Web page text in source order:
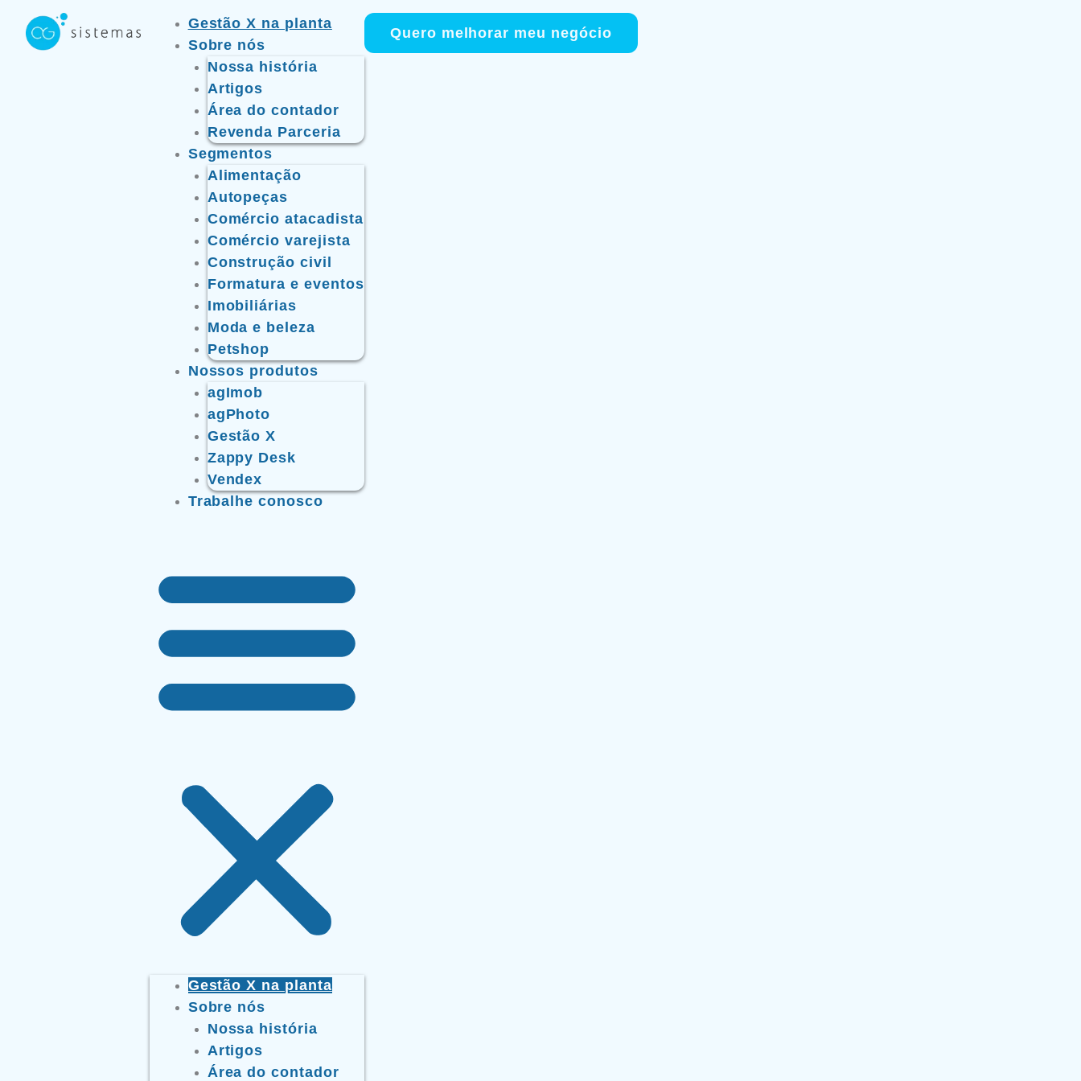
para
Gestão X na planta
Sobre nós
Nossa história
Artigos
Área do contador
Revenda Parceria
Segmentos
Alimentação
Autopeças
Comércio atacadista
Comércio varejista
Construção civil
Formatura e eventos
Imobiliárias
Moda e beleza
Petshop
Nossos produtos
agImob
agPhoto
Gestão X
Zappy Desk
Vendex
Trabalhe conosco
Menu
Gestão X na planta
Sobre nós
Nossa história
Artigos
Área do contador
Quero melhorar meu negócio